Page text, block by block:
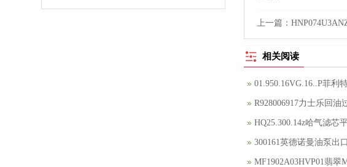
上一篇：
相关阅读
01.950.16VG.16..P菲利
R928006917力士乐回油
HQ25.300.14z哈气滤芯
300161英德诺曼油泵出
MF1902A03HVP01翡